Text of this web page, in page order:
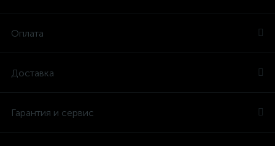
Оплата
Доставка
Гарантия и сервис